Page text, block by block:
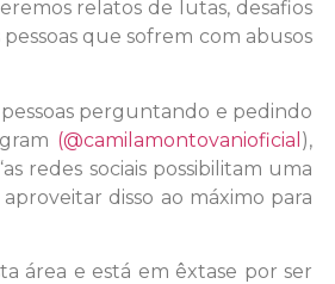
relatos de lutas, desafios
que sofrem com abusos
pessoas perguntando e pedindo
(@camilamontovanioficial ),
redes sociais possibilitam uma
disso ao máximo para
área e está em êxtase por ser